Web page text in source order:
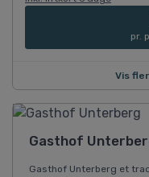
pr.
Vis
Gasthof
Gasthof Unterberg et